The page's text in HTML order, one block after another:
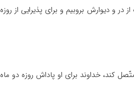
و دیوارش بروبیم و برای پذیرایی از روزه
کند، خداوند براى او پاداش روزه دو ماه